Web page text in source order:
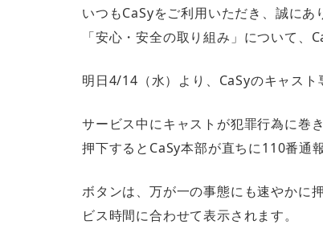
いつもCaSyをご利用いただき、誠にあ
「安心・安全の取り組み」について、
明日4/14（水）より、CaSyのキャス
サービス中にキャストが犯罪行為に巻
押下するとCaSy本部が直ちに110番通
ボタンは、万が一の事態にも速やかに
ビス時間に合わせて表示されます。